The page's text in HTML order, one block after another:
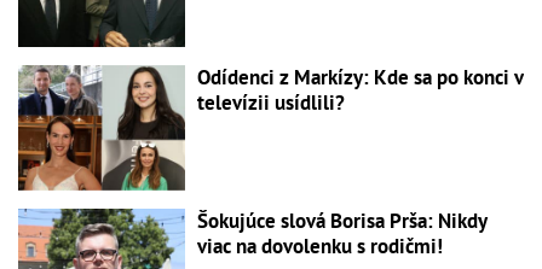
Odídenci z Markízy: Kde sa po konci v
televízii usídlili?
Šokujúce slová Borisa Prša: Nikdy
viac na dovolenku s rodičmi!